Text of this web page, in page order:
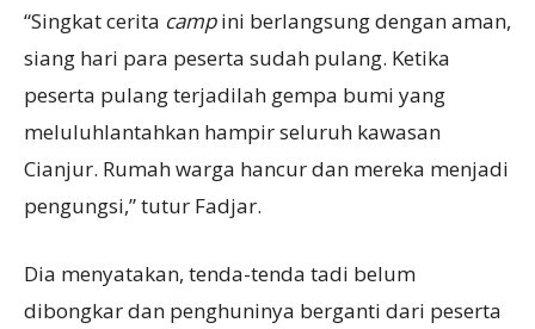
“Singkat cerita campini berlangsung dengan aman,
siang hari para peserta sudah pulang. Ketika
peserta pulang terjadilah gempa bumi yang
meluluhlantahkan hampir seluruh kawasan
Cianjur. Rumah warga hancur dan mereka menjadi
pengungsi,” tutur Fadjar.
Dia menyatakan, tenda-tenda tadi belum
dibongkar dan penghuninya berganti dari peserta